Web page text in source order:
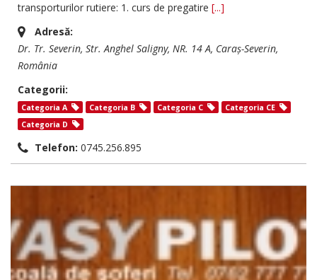
transporturilor rutiere: 1. curs de pregatire [...]
Adresă:
Dr. Tr. Severin, Str. Anghel Saligny, NR. 14 A, Caraș-Severin,
România
Categorii:
Categoria A Categoria B Categoria C
Categoria CE
Categoria D
Telefon: 0745.256.895